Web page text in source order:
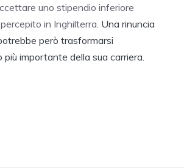
uno stipendio inferiore
in Inghilterra. Una rinuncia
però trasformarsi
più importante della sua carriera.